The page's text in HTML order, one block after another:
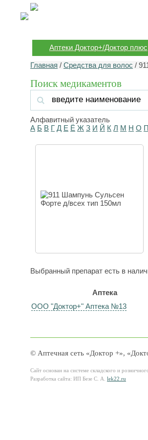
Аптеки Доктор+/Доктор плюс
Главная / Средства для волос /
Поиск медикаментов
Алфавитный указатель
А Б В Г Д Е Ё Ж З И Й К Л М Н О П
Выбранный препарат есть в
Аптека
ООО "Доктор+" Аптека №13
© Аптечная сеть «Доктор +»,
Сайт основан на системе складского и
Разработка сайта: ИП Безе С. А. lek22.ru